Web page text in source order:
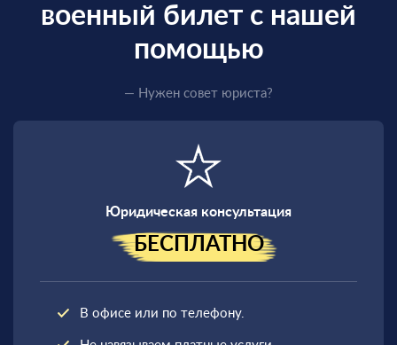
военный билет с нашей
помощью
— Нужен совет юриста?
Юридическая консультация
БЕСПЛАТНО
В офисе или по телефону.